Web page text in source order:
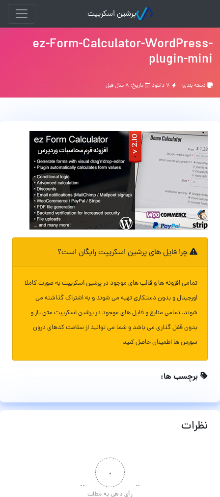
پرشین اسکریپت
ez-Form-Calculator-WordPress-
plugin-mini
دسته بندی: | تاریخ: ۸ سال قبل
چرا فایل های پرشین اسکریپت رایگان است؟
تمامی افزونه ها و قالب های موجود در پرشین اسکریپت به صورت کاملا
اورجینال و بدون دستکاری تهیه می شوند و به اشتراک گذاشته می
شوند. تمامی منابع و فایل های موجود در پرشین اسکریپت متن باز و
بدون قفل گذاری می باشد و شما می توانید از سلامت کدهای درون
سورس ها اطمینان حاصل کنید
برچسب ها:
نظرات
۰
رأی دهی به مطلب